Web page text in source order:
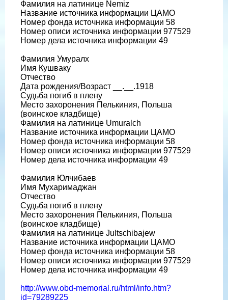
Фамилия на латинице Nemiz
Название источника информации ЦАМО
Номер фонда источника информации 58
Номер описи источника информации 977529
Номер дела источника информации 49
Фамилия Умуралх
Имя Кушваку
Отчество
Дата рождения/Возраст __.__.1918
Судьба погиб в плену
Место захоронения Пелькиния, Польша
(воинское кладбище)
Фамилия на латинице Umuralch
Название источника информации ЦАМО
Номер фонда источника информации 58
Номер описи источника информации 977529
Номер дела источника информации 49
Фамилия Юлчибаев
Имя Мухаримаджан
Отчество
Судьба погиб в плену
Место захоронения Пелькиния, Польша
(воинское кладбище)
Фамилия на латинице Jultschibajew
Название источника информации ЦАМО
Номер фонда источника информации 58
Номер описи источника информации 977529
Номер дела источника информации 49
http://www.obd-memorial.ru/html/info.htm?
id=79289225